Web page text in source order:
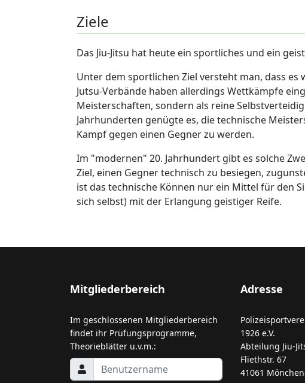
Ziele
Das Jiu-Jitsu hat heute ein sportliches und ein
Unter dem sportlichen Ziel versteht man, dass es
Jutsu-Verbände haben allerdings Wettkämpfe
Meisterschaften, sondern als reine
Jahrhunderten genügte es, die technische
Kampf gegen einen Gegner zu werden.
Im "modernen" 20. Jahrhundert gibt es solche
Ziel, einen Gegner technisch zu besiegen,
ist das technische Können nur ein Mittel für den
sich selbst) mit der Erlangung geistiger Reife.
Mitgliederbereich
Im geschlossenen Mitgliederbereich
findet ihr Prüfungsprogramme,
Theorieblätter u.v.m.:
Adresse
1926 e.V.
Abteilung Jiu-
Fliethstr. 67
41061